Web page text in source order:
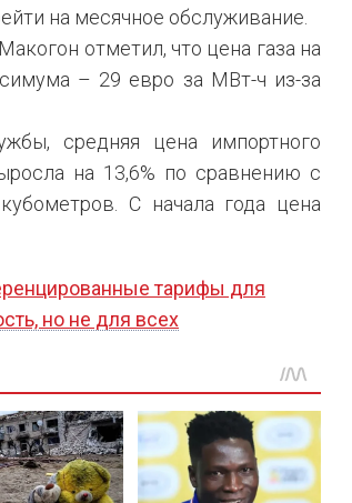
на месячное обслуживание.
отметил, что цена газа на
– 29 евро за МВт-ч из-за
средняя цена импортного
на 13,6% по сравнению с
С начала года цена
тарифы для
но не для всех